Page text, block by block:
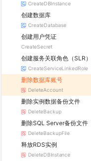
CreateDBInstance
创建数据库
CreateDatabase
创建用户凭证
CreateSecret
创建服务关联角色（SLR）
CreateServiceLinkedRole
删除数据库账号
DeleteAccount
删除实例数据备份文件
DeleteBackup
删除SQL Server备份文件
DeleteBackupFile
释放RDS实例
DeleteDBInstance